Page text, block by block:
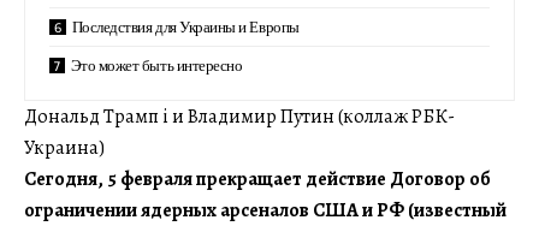
Последствия для Украины и Европы
Это может быть интересно
Дональд Трамп і и Владимир Путин (коллаж РБК-
Украина)
Сегодня, 5 февраля прекращает действие Договор об
ограничении ядерных арсеналов США и РФ (известный